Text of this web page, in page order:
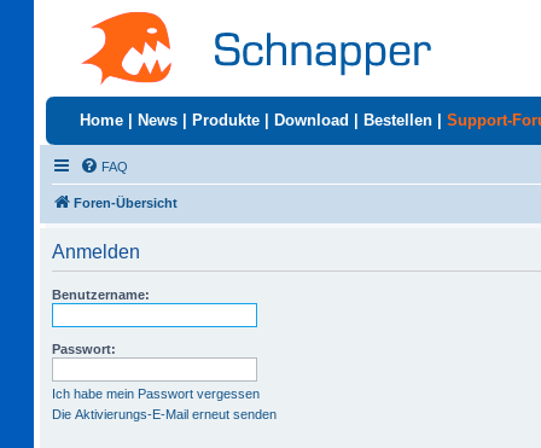
Home News Produkte Download Bestellen Support-
FAQ
Foren-Übersicht
Anmelden
Benutzername:
Passwort:
Ich habe mein Passwort vergessen
Die Aktivierungs-E-Mail erneut senden